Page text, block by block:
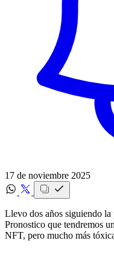
17 de noviembre 2025
Llevo dos años siguiendo
Pronostico que tendremos
NFT, pero mucho más